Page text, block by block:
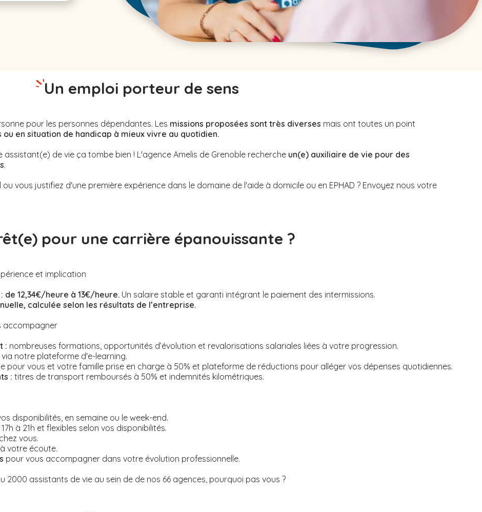
Un emploi porteur de sens
pour les personnes dépendantes. Les missions proposées sont très diverses mais ont toutes un point
en situation de handicap à mieux vivre au quotidien.
de vie ça tombe bien ! L'agence Amelis de Grenoble recherche un(e) auxiliaire de vie pour des
.
vous justifiez d'une première expérience dans le domaine de l'aide à domicile ou en EPHAD ? Envoyez nous votre
pour une carrière épanouissante ?
et implication
de 12,34€/heure à 13€/heure.Un salaire stable et garanti intégrant le paiement des intermissions.
calculée selon les résultats de l’entreprise.
accompagner
: nombreuses formations, opportunités d’évolution et revalorisations salariales liées à votre progression.
via notre plateforme d'e-learning.
pour vous et votre famille prise en charge à 50% et plateforme de réductions pour alléger vos dépenses quotidiennes.
: titres de transport remboursés à 50% et indemnités kilométriques.
disponibilités, en semaine ou le week-end.
à 21h et flexibles selon vos disponibilités.
vous.
à votre écoute.
pour vous accompagner dans votre évolution professionnelle.
2000 assistants de vie au sein de de nos 66 agences, pourquoi pas vous ?